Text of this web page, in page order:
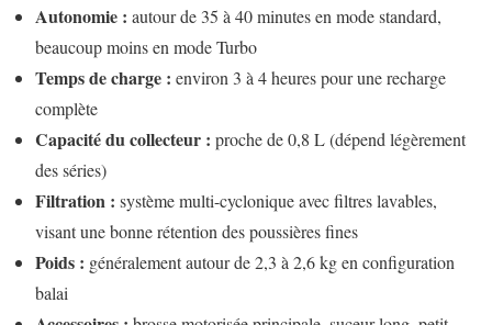
Autonomie : autour de 35 à 40 minutes en mode standard,
beaucoup moins en mode Turbo
Temps de charge : environ 3 à 4 heures pour une recharge
complète
Capacité du collecteur : proche de 0,8 L (dépend légèrement
des séries)
Filtration : système multi-cyclonique avec filtres lavables,
visant une bonne rétention des poussières fines
Poids : généralement autour de 2,3 à 2,6 kg en configuration
balai